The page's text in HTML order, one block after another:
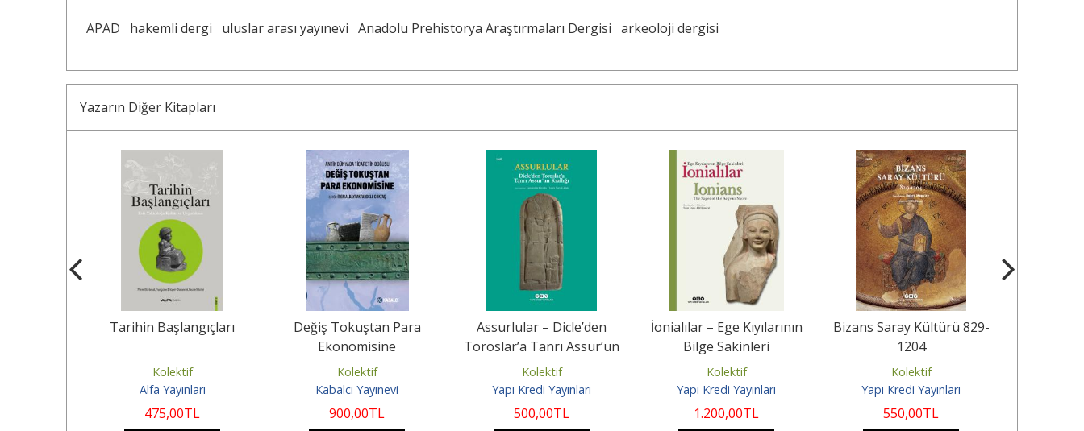
APAD hakemli dergi uluslar arası yayınevi Anadolu Prehistorya Araştırmaları Dergisi arkeoloji dergisi
Yazarın Diğer Kitapları
Tarihin Başlangıçları
Kolektif
Alfa Yayınları
475,00TL
Değiş Tokuştan Para
Ekonomisine
Kolektif
Kabalcı Yayınevi
900,00TL
Assurlular – Dicle’den
Toroslar’a Tanrı Assur’un
Krallığı
Kolektif
Yapı Kredi Yayınları
500,00TL
İonialılar – Ege Kıyılarının
Bilge Sakinleri
Kolektif
Yapı Kredi Yayınları
1.200,00TL
Bizans Saray Kültürü 829-
1204
Kolektif
Yapı Kredi Yayınları
550,00TL